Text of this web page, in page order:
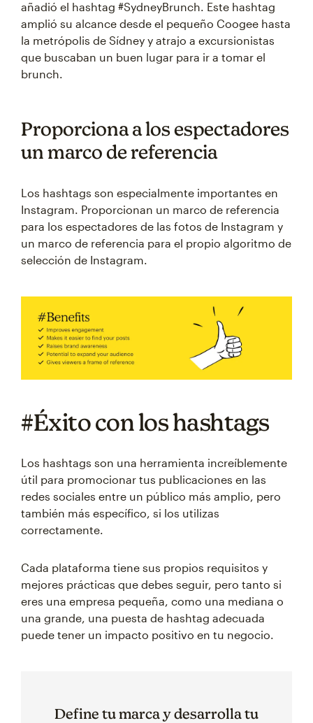
añadió el hashtag #SydneyBrunch. Este hashtag
amplió su alcance desde el pequeño Coogee hasta
la metrópolis de Sídney y atrajo a excursionistas
que buscaban un buen lugar para ir a tomar el
brunch.
Proporciona a los espectadores
un marco de referencia
Los hashtags son especialmente importantes en
Instagram. Proporcionan un marco de referencia
para los espectadores de las fotos de Instagram y
un marco de referencia para el propio algoritmo de
selección de Instagram.
#Éxito con los hashtags
Los hashtags son una herramienta increíblemente
útil para promocionar tus publicaciones en las
redes sociales entre un público más amplio, pero
también más específico, si los utilizas
correctamente.
Cada plataforma tiene sus propios requisitos y
mejores prácticas que debes seguir, pero tanto si
eres una empresa pequeña, como una mediana o
una grande, una puesta de hashtag adecuada
puede tener un impacto positivo en tu negocio.
Define tu marca y desarrolla tu